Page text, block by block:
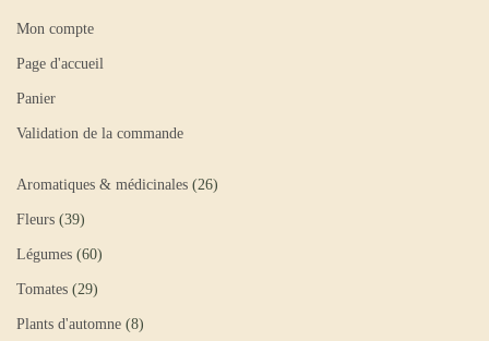
Mon compte
Page d'accueil
Panier
Validation de la commande
Aromatiques & médicinales 26
Fleurs 39
Légumes 60
Tomates 29
Plants d'automne 8